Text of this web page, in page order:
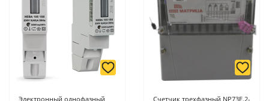
Электронный однофазный
Счетчик трехфазный NP73E.2-